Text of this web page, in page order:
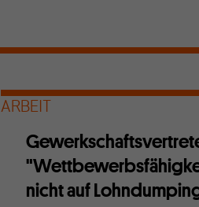
ARBEIT
nicht auf